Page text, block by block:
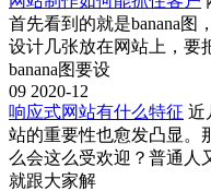
首先看到的就是banana图
设计几张放在网站上，要
banana图要设
09 2020-12
响应式网站有什么特征 近
站的重要性也愈发凸显。
么会这么受欢迎？普通人
就跟大家解